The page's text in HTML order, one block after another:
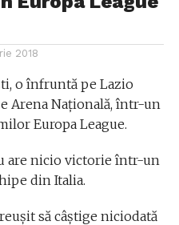
2018
o înfruntă pe Lazio
Arena Națională, într-un
Europa League.
are nicio victorie într-un
din Italia.
să câștige niciodată